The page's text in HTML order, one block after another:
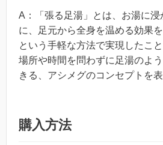
A：「張る足湯」とは、お湯に浸
に、足元から全身を温める効果
という手軽な方法で実現したこ
場所や時間を問わずに足湯のよ
きる、アシメグのコンセプトを表
購入方法